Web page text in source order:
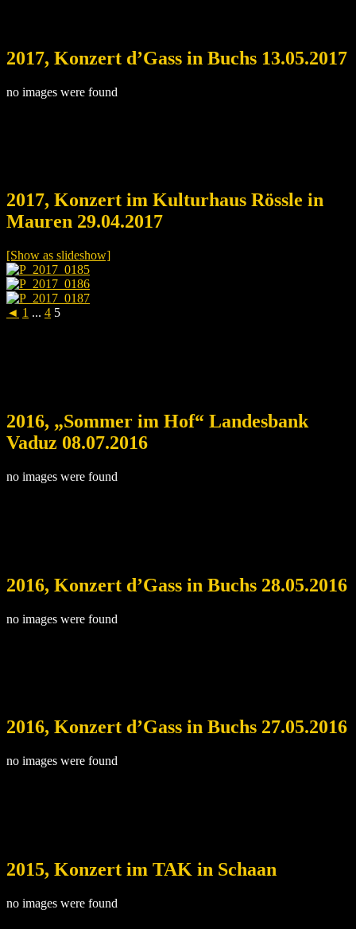
2017, Konzert d’Gass in Buchs 13.05.2017
no images were found
2017, Konzert im Kulturhaus Rössle in
Mauren 29.04.2017
[Show as slideshow]
◄ 1 ... 4 5
2016, „Sommer im Hof“ Landesbank
Vaduz 08.07.2016
no images were found
2016, Konzert d’Gass in Buchs 28.05.2016
no images were found
2016, Konzert d’Gass in Buchs 27.05.2016
no images were found
2015, Konzert im TAK in Schaan
no images were found